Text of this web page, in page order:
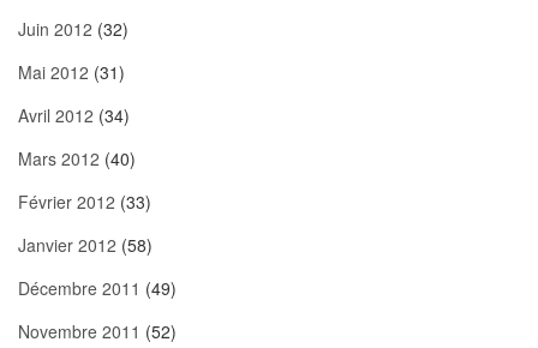
Juin 2012 (32)
Mai 2012 (31)
Avril 2012 (34)
Mars 2012 (40)
Février 2012 (33)
Janvier 2012 (58)
Décembre 2011 (49)
Novembre 2011 (52)